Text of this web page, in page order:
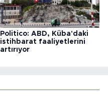
Politico: ABD, Küba'daki
istihbarat faaliyetlerini
artırıyor